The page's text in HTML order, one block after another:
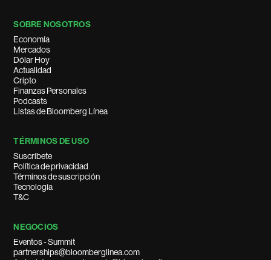
SOBRE NOSOTROS
Economía
Mercados
Dólar Hoy
Actualidad
Cripto
Finanzas Personales
Podcasts
Listas de Bloomberg Línea
TÉRMINOS DE USO
Suscríbete
Política de privacidad
Términos de suscripción
Tecnología
T&C
NEGOCIOS
Eventos - Summit
partnerships@bloomberglinea.com